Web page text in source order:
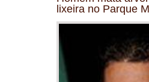
lixeira no Parque